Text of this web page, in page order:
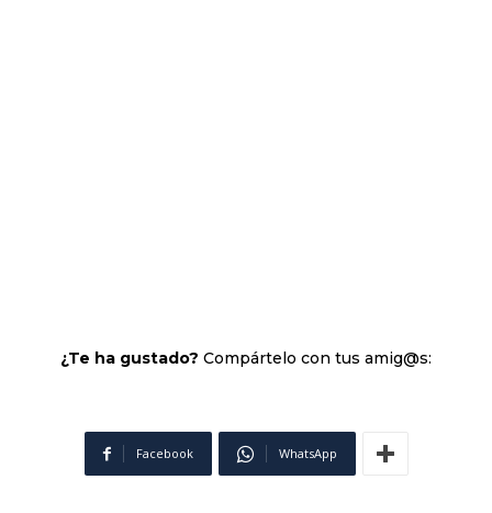
¿Te ha gustado? Compártelo con tus amig@s:
Facebook WhatsApp